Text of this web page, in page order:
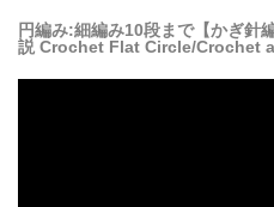
円編み:細編み10段まで【かぎ針
説 Crochet Flat Circle/Crochet